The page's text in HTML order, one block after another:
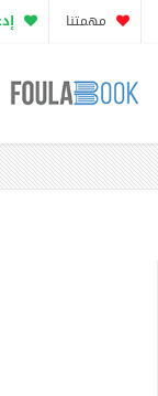
مهمتنا